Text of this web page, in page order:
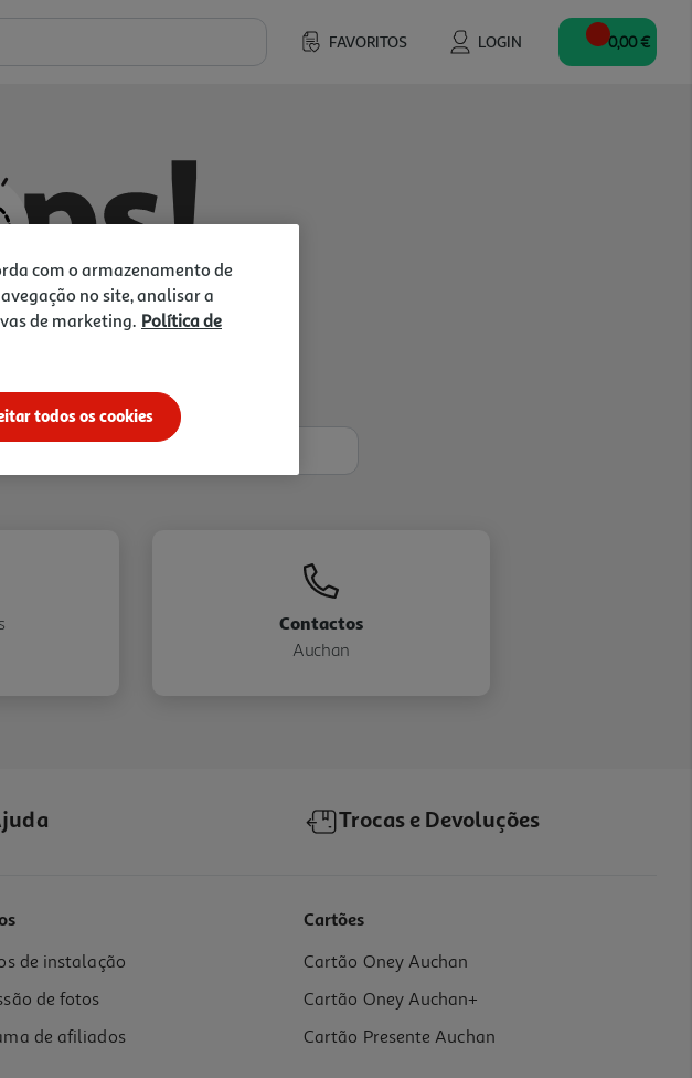
FAVORITOS LOGIN 0,00 €
novo?
Contactos
Auchan
Trocas e Devoluções
de instalação
de fotos
de afiliados
Cartões
Cartão Oney Auchan
Cartão Oney Auchan+
Cartão Presente Auchan
com o armazenamento de
no site, analisar a
de marketing. Política de
todos os cookies